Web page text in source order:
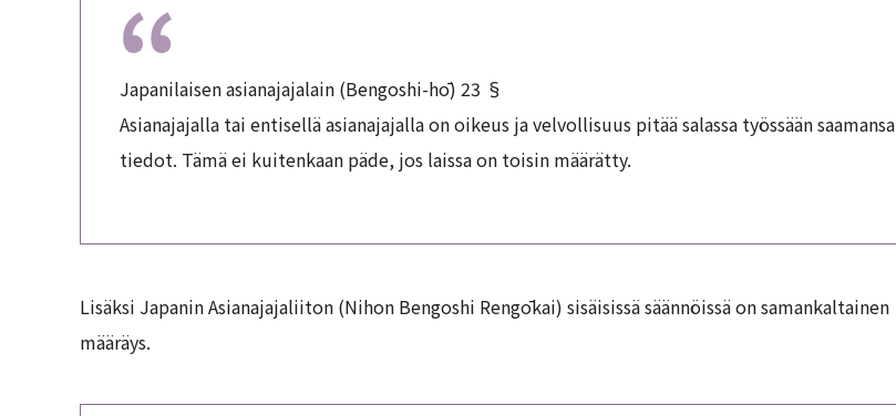
Japanilaisen asianajajalain (Bengoshi-hō) 23 §
Asianajajalla tai entisellä asianajajalla on oikeus ja velvollisuus pitää salassa työssään saamansa
tiedot. Tämä ei kuitenkaan päde, jos laissa on toisin määrätty.
Lisäksi Japanin Asianajajaliiton (Nihon Bengoshi Rengōkai) sisäisissä säännöissä on samankaltainen
määräys.